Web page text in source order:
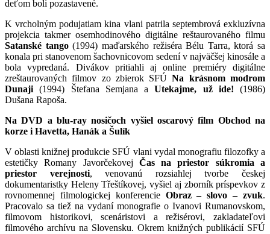
deťom boli pozastavené.
K vrcholným podujatiam kina vlani patrila septembrová exkluzívna
projekcia takmer osemhodinového digitálne reštaurovaného filmu
Satanské tango(1994) maďarského režiséra Bélu Tarra, ktorá sa
konala pri stanovenom šachovnicovom sedení v najväčšej kinosále a
bola vypredaná. Divákov pritiahli aj online premiéry digitálne
zreštaurovaných filmov zo zbierok SFÚNa krásnom modrom
Dunaji (1994) Štefana Semjana a Utekajme, už ide! (1986)
Dušana Rapoša.
Na DVD a blu-ray nosičoch vyšiel oscarový film Obchod na
korze i Havetta, Hanák a Šulík
V oblasti knižnej produkcie SFÚ vlani vydal monografiu filozofky a
estetičky Romany Javorčekovej Čas na priestor súkromia a
priestor verejnosti, venovanú rozsiahlej tvorbe českej
dokumentaristky Heleny Třeštíkovej, vyšiel aj zborník príspevkov z
rovnomennej filmologickej konferencie Obraz – slovo – zvuk.
Pracovalo sa tiež na vydaní monografie o Ivanovi Rumanovskom,
filmovom historikovi, scenáristovi a režisérovi, zakladateľovi
filmového archívu na Slovensku. Okrem knižných publikácií SFÚ